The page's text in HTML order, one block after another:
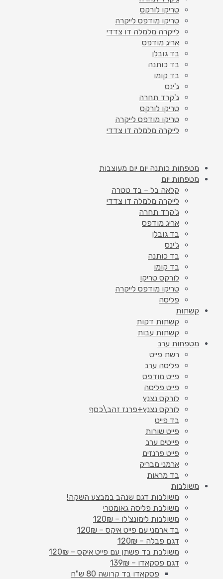
טריקו לורקס
טריקו מודפס לייקרה
לייקרה מלמלה דו צדדי
אריג מודפס
בד גובלן
בד כותנה
בד קומו
ג'ינס
ג'קרד תחרה
טריקו לורקס
טריקו מודפס לייקרה
לייקרה מלמלה דו צדדי
מטפחות כותנה יום יום מעוצבות
מטפחות יום
קלאה בל – בד טטרה
לייקרה מלמלה דו צדדי
ג'קרד תחרה
אריג מודפס
בד גובלן
ג'ינס
בד כותנה
בד קומו
לורקס טריקו
טריקו מודפס לייקרה
פליסה
קשתות
קשתות דקות
קשתות עבות
מטפחות ערב
רשת פייט
פליסה ערב
פייט מודפס
פייט פליסה
לורקס נצנץ
לורקס נצנץ+פרנז זהב\כסף
בד פייט
פייט שורות
פייטים ערב
פייט פרנזים
ארמני מבריק
בד מראות
משולבות
משולבות דגם שנהב במבצע השקה!
משולבת פליסה גאומטרי
משולבות לימונצ'לו – 120₪
בד ארמני עם פייט איקס – 120₪
דגם פבלה – 120₪
משולבת בד פשתן עם פייט איקס – 120₪
דגם פסקאדו – 139₪
פסקאדו בד קרושה 80 ש"ח